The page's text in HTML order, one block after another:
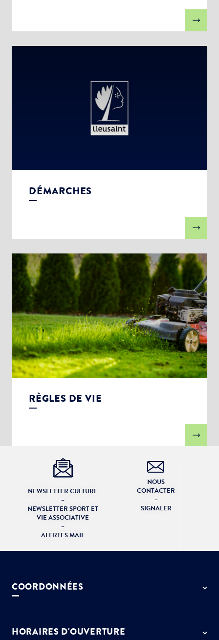
DÉMARCHES
RÈGLES DE VIE
NEWSLETTER CULTURE
–
NEWSLETTER SPORT ET
VIE ASSOCIATIVE
–
ALERTES MAIL
NOUS
CONTACTER
–
SIGNALER
COORDONNÉES
01 64 13 55 55
HORAIRES D'OUVERTURE